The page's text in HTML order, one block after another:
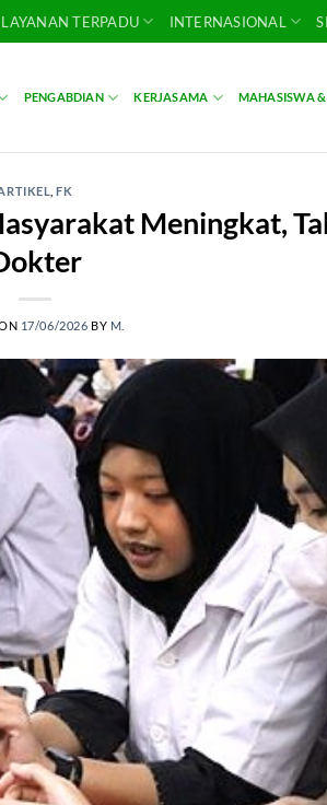
LAYANAN TERPADU INTERNASIONAL
PENGABDIAN KERJASAMA MAHASISWA
,FK
Meningkat,
17/06/2026 BY M.